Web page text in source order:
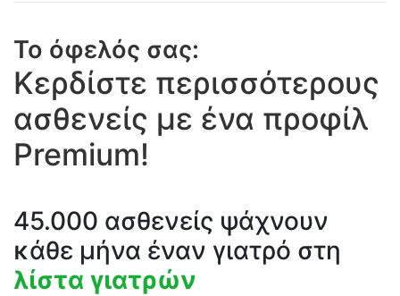
Το όφελός σας:
Κερδίστε περισσότερους
ασθενείς με ένα προφίλ
Premium!
45.000 ασθενείς ψάχνουν
κάθε μήνα έναν γιατρό στη
λίστα γιατρών